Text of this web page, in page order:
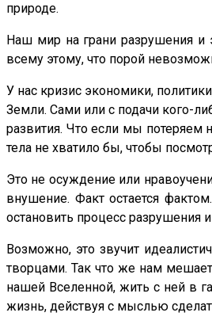
природе.
Наш мир на грани разрушения и
всему этому, что порой
У нас кризис экономики,
Земли. Сами или с подачи кого-
развития. Что если мы потеряем
тела не хватило бы, чтобы
Это не осуждение или
внушение. Факт остается
остановить процесс разрушения
Возможно, это звучит
творцами. Так что же нам
нашей Вселенной, жить с ней в
жизнь, действуя с мыслью